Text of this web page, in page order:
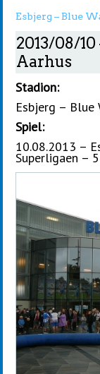
Esbjerg – Blue
2013/08/
Aarhus
Stadion:
Esbjerg – Blue
Spiel:
10.08.2013 –
Superligaen –